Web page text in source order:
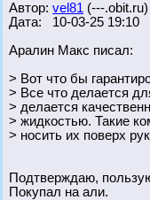
Автор: vel81 (---.obit.ru)
Дата: 10-03-25 19:10
Аралин Макс писал:
> Вот что бы
> Все что делается
> делается
> жидкостью. Такие
> носить их поверх
Подтверждаю,
Покупал на али.